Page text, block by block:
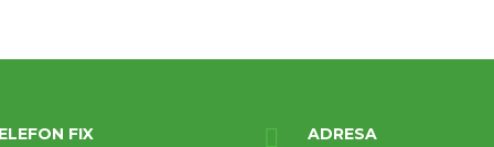
FIX ADRESA